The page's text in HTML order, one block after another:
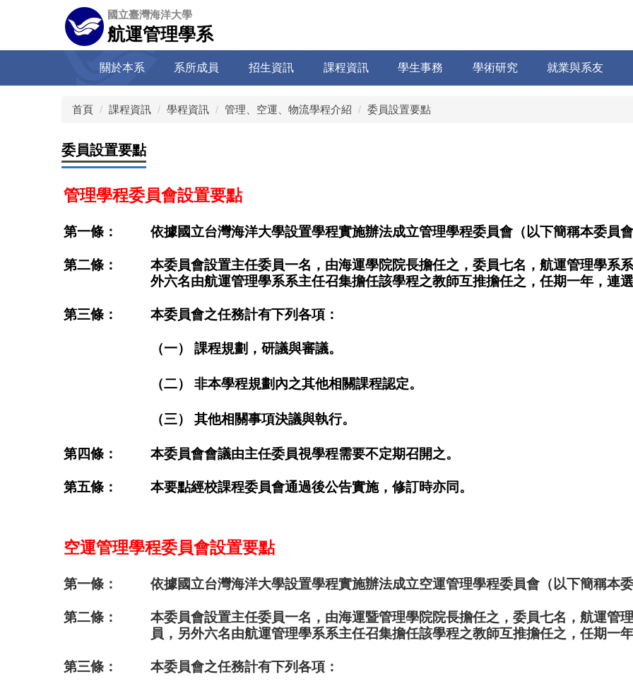
容
國立臺灣海洋大學
航運管理學系
關於本系 系所成員 招生資訊 課程資訊 學生事務 學術研究 就業與系友
首頁 課程資訊 學程資訊 管理、空運、物流學程介紹 委員設置要點
委員設置要點
管理學程委員會設置要點
第一條： 依據國立台灣海洋大學設置學程實施辦法成立管理學程委員會（以下簡稱本委員
第二條：
本委員會設置主任委員一名，由海運學院院長擔任之，委員七名，航運管理學系
外六名由航運管理學系系主任召集擔任該學程之教師互推擔任之，任期一年，連
第三條： 本委員會之任務計有下列各項：
（一） 課程規劃，研議與審議。
（二） 非本學程規劃內之其他相關課程認定。
（三） 其他相關事項決議與執行。
第四條： 本委員會會議由主任委員視學程需要不定期召開之。
第五條： 本要點經校課程委員會通過後公告實施，修訂時亦同。
空運管理學程委員會設置要點
第一條： 依據國立台灣海洋大學設置學程實施辦法成立空運管理學程委員會（以下簡稱本
第二條：
本委員會設置主任委員一名，由海運暨管理學院院長擔任之，委員七名，航運管
員，另外六名由航運管理學系系主任召集擔任該學程之教師互推擔任之，任期一
第三條： 本委員會之任務計有下列各項：